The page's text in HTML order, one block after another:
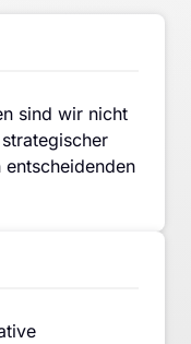
sind wir nicht
entscheidenden